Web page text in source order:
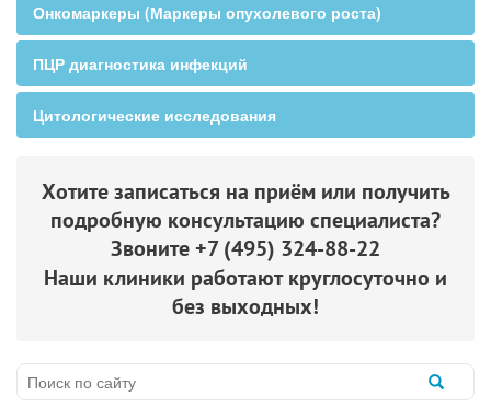
Онкомаркеры (Маркеры опухолевого роста)
ПЦР диагностика инфекций
Цитологические исследования
Хотите записаться на приём или получить
подробную консультацию специалиста?
Звоните+7 (495) 324-88-22
Наши клиники работают круглосуточно и
без выходных!